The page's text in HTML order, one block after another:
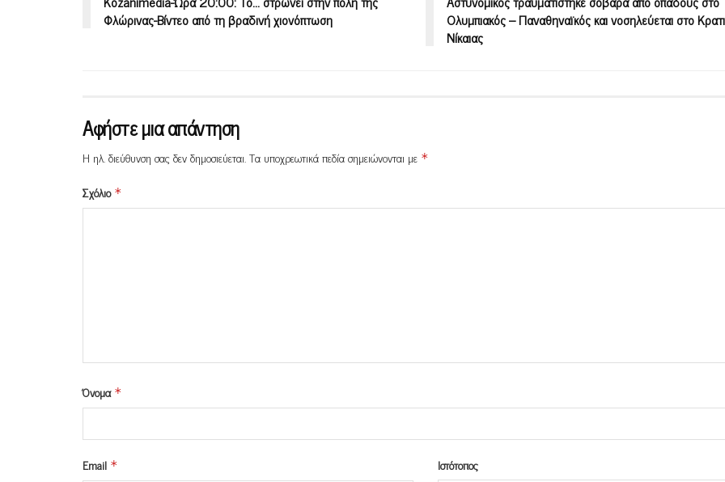
Φλώρινας-Βίντεο από τη βραδινή χιονόπτωση
Ολυμπιακός – Παναθηναϊκός και νοσηλεύεται στο
Νίκαιας
Αφήστε μια απάντηση
Η ηλ. διεύθυνση σας δεν δημοσιεύεται.Τα υποχρεωτικά πεδία σημειώνονται με *
Σχόλιο *
Όνομα *
Email * Ιστότοπος